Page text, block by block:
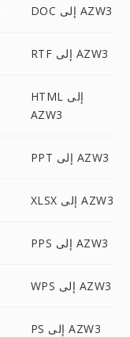
DOC إلى AZW3
RTF إلى AZW3
HTML إلى
AZW3
PPT إلى AZW3
XLSX إلى AZW3
PPS إلى AZW3
WPS إلى AZW3
PS إلى AZW3